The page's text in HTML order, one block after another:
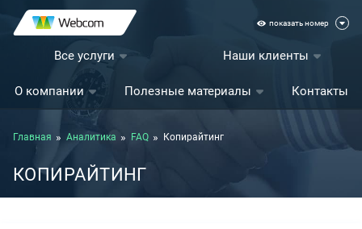
показать номер
Все услуги Наши клиенты
О компании Полезные материалы Контакты
Главная Аналитика FAQ Копирайтинг
КОПИРАЙТИНГ